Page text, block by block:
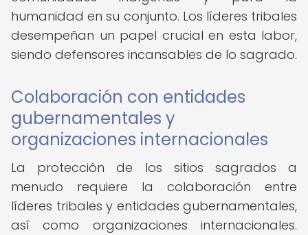
humanidad en su conjunto. Los líderes tribales
desempeñan un papel crucial en esta labor,
siendo defensores incansables de lo sagrado.
Colaboración con entidades
gubernamentales y
organizaciones internacionales
La protección de los sitios sagrados a
menudo requiere la colaboración entre
líderes tribales y entidades gubernamentales,
así como organizaciones internacionales.